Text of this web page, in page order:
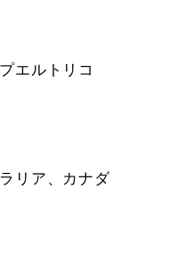
エルトリコ
リア、カナダ